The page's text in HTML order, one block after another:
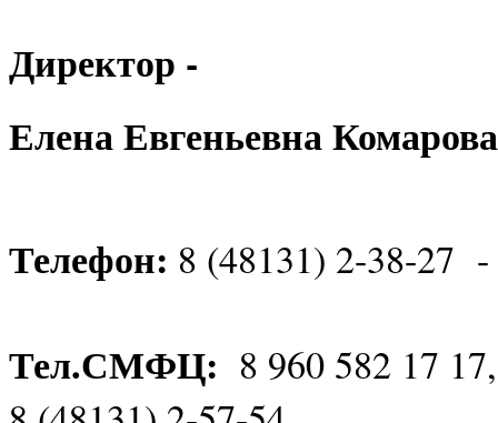
Директор -
Елена Евгеньевна Комарова
Телефон: 8 (48131) 2-38-27 -
Тел.СМФЦ: 8 960 582 17